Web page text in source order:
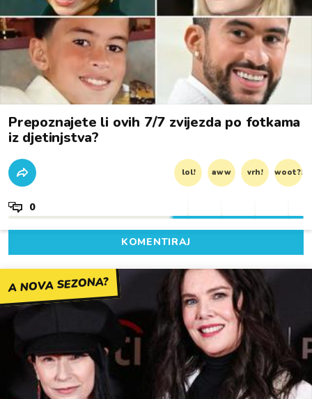
Prepoznajete li ovih 7/7 zvijezda po fotkama
iz djetinjstva?
lol! aww vrh! woot?!
0
KOMENTIRAJ
A NOVA SEZONA?